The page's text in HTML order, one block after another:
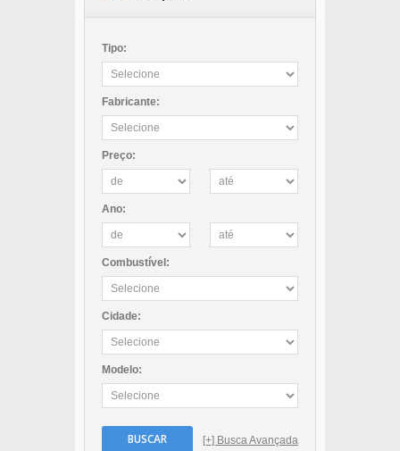
Tipo:
Fabricante:
Preço:
Ano:
Combustível:
Cidade:
Modelo:
BUSCAR [+] Busca Avançada